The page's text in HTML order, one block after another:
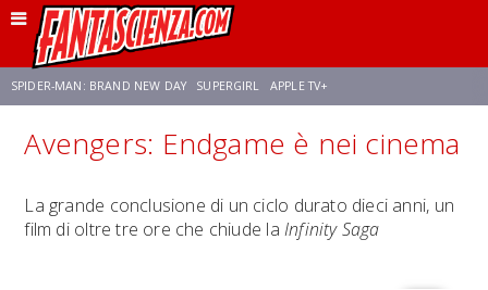
SPIDER-MAN: BRAND NEW DAY SUPERGIRL APPLE TV+
FRANCO RICCIARDIELLO ZENDAYA STAR TREK AVENGERS: DOOMSDAY
NETFLIX SADIE SINK STAR TREK: STRANGE NEW WORLDS
Avengers: Endgame è nei cinema
La grande conclusione di un ciclo durato dieci anni, un
film di oltre tre ore che chiude la Infinity Saga